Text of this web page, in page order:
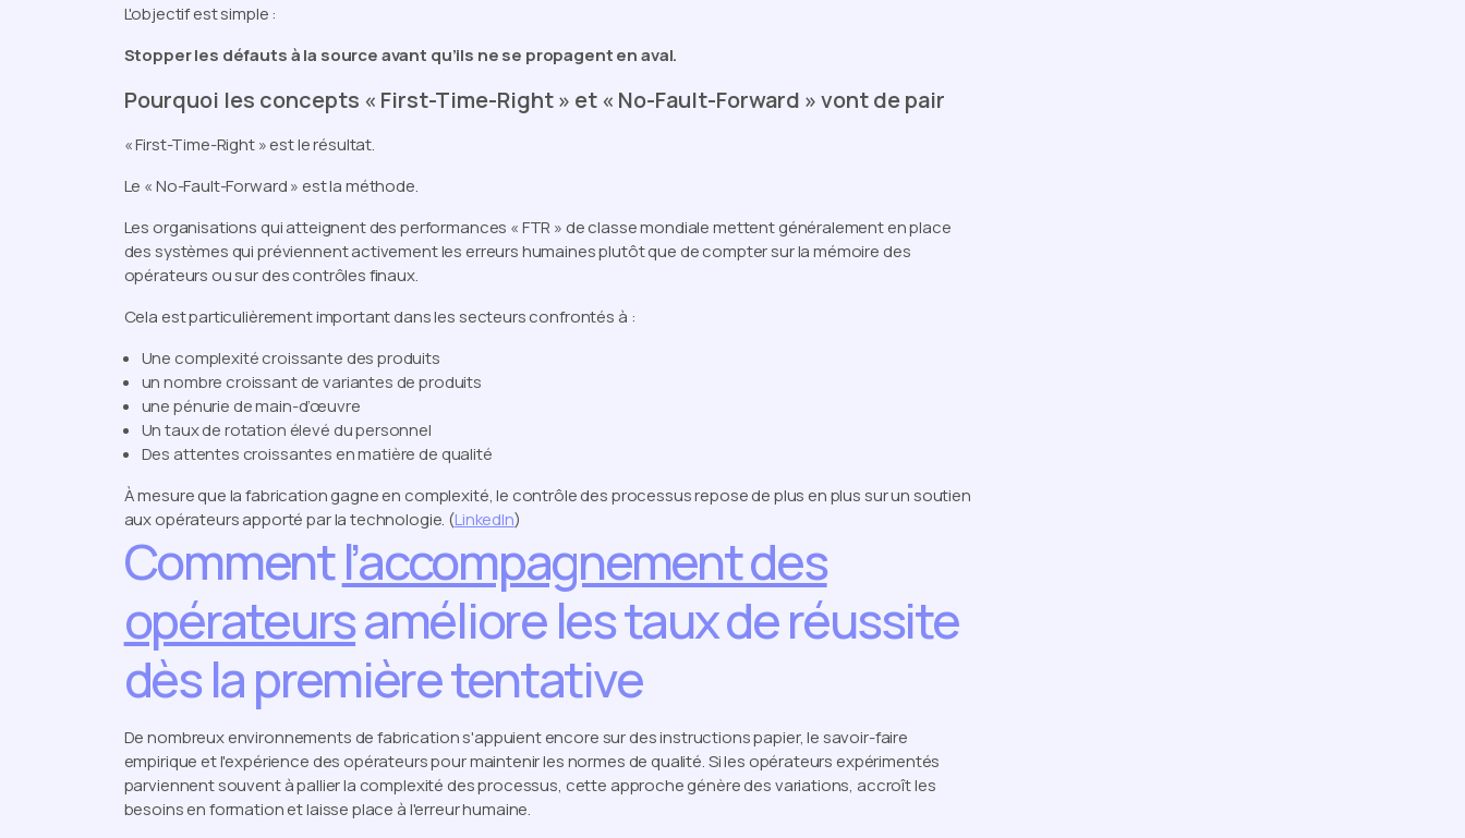
L'objectif est simple :
Stopper les défauts à la source avant qu’ils ne se propagent en aval.
Pourquoi les concepts « First-Time-Right » et « No-Fault-Forward » vont de pair
« First-Time-Right » est le résultat.
Le « No-Fault-Forward » est la méthode.
Les organisations qui atteignent des performances « FTR » de classe mondiale mettent généralement en place
des systèmes qui préviennent activement les erreurs humaines plutôt que de compter sur la mémoire des
opérateurs ou sur des contrôles finaux.
Cela est particulièrement important dans les secteurs confrontés à :
Une complexité croissante des produits
un nombre croissant de variantes de produits
une pénurie de main-d’œuvre
Un taux de rotation élevé du personnel
Des attentes croissantes en matière de qualité
À mesure que la fabrication gagne en complexité, le contrôle des processus repose de plus en plus sur un soutien
aux opérateurs apporté par la technologie. (LinkedIn)
Commentl’accompagnement des
opérateursaméliore les taux de réussite
dès la première tentative
De nombreux environnements de fabrication s'appuient encore sur des instructions papier, le savoir-faire
empirique et l'expérience des opérateurs pour maintenir les normes de qualité. Si les opérateurs expérimentés
parviennent souvent à pallier la complexité des processus, cette approche génère des variations, accroît les
besoins en formation et laisse place à l'erreur humaine.